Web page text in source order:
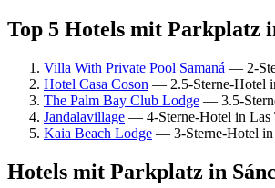
Top 5 Hotels mit Parkplatz
Villa With Private Pool Samaná — 2-
Hotel Casa Coson — 2.5-Sterne-Hotel
The Palm Bay Club Lodge — 3.5-
Jandalavillage — 4-Sterne-Hotel in Las
Kaia Beach Lodge — 3-Sterne-Hotel in
Hotels mit Parkplatz in